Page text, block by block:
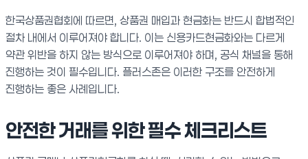
한국상품권협회에 따르면, 상품권 매입과 현금화는 반드시 합법적인
절차 내에서 이루어져야 합니다. 이는 신용카드현금화와는 다르게
약관 위반을 하지 않는 방식으로 이루어져야 하며, 공식 채널을 통해
진행하는 것이 필수입니다. 플러스존은 이러한 구조를 안전하게
진행하는 좋은 사례입니다.
안전한 거래를 위한 필수 체크리스트